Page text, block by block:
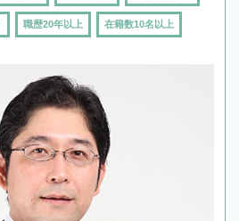
職歴20年以上 在籍数10名以上